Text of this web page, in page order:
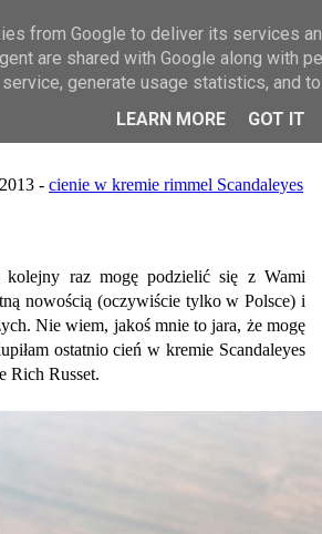
SZUKAJ
NOWOŚĆ Rimmel
- cienie w kremie rimmel Scandaleyes
raz mogę podzielić się z Wami
nowością (oczywiście tylko w Polsce) i
Nie wiem, jakoś mnie to jara, że mogę
ostatnio cień w kremie Scandaleyes
Rich Russet.
from Google to deliver its services
are shared with Google along with
generate usage statistics, and
LEARN MORE
GOT IT